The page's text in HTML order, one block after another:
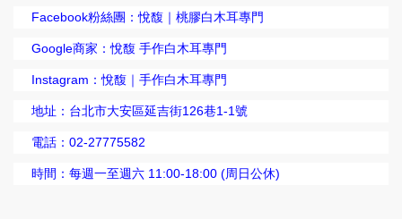
Facebook粉絲團：悅馥｜桃膠白木耳專門
Google商家：悅馥 手作白木耳專門
Instagram：悅馥｜手作白木耳專門
地址：台北市大安區延吉街126巷1-1號
電話：02-27775582
時間：每週一至週六 11:00-18:00 (周日公休)